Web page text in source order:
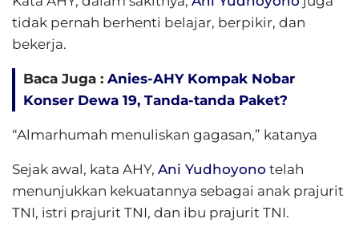
tidak pernah berhenti belajar, berpikir, dan
bekerja.
Baca Juga : Anies-AHY Kompak Nobar
Konser Dewa 19, Tanda-tanda Paket?
“Almarhumah menuliskan gagasan,” katanya
Sejak awal, kata AHY, Ani Yudhoyono telah
menunjukkan kekuatannya sebagai anak prajurit
TNI, istri prajurit TNI, dan ibu prajurit TNI.